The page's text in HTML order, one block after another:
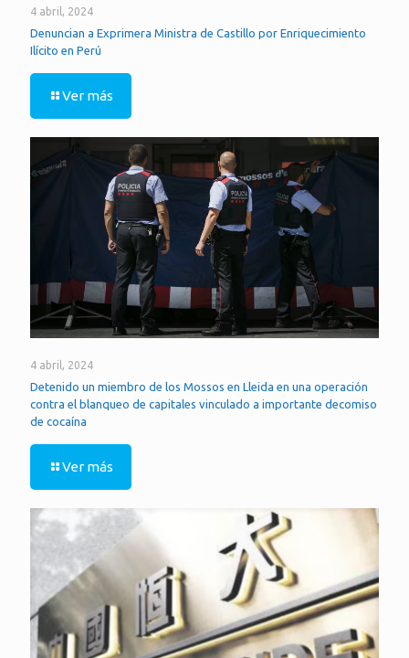
4 abril, 2024
Denuncian a Exprimera Ministra de Castillo por Enriquecimiento
Ilícito en Perú
Ver más
4 abril, 2024
Detenido un miembro de los Mossos en Lleida en una operación
contra el blanqueo de capitales vinculado a importante decomiso
de cocaína
Ver más